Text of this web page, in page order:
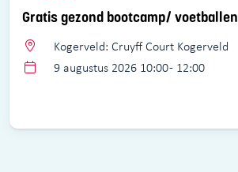
Gratis gezond bootcamp/ voetballen
Kogerveld: Cruyff Court Kogerveld
9 augustus 2026 10:00 - 12:00